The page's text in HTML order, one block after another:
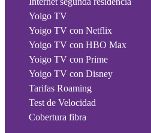
Yoigo TV
Yoigo TV con Netflix
Yoigo TV con HBO Max
Yoigo TV con Prime
Yoigo TV con Disney
Tarifas Roaming
Test de Velocidad
Cobertura fibra